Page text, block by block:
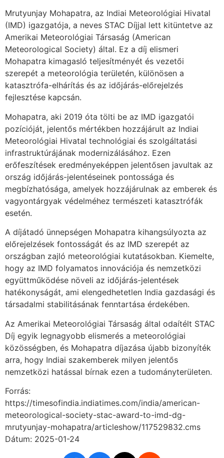
Mrutyunjay Mohapatra, az Indiai Meteorológiai Hivatal
(IMD) igazgatója, a neves STAC Díjjal lett kitüntetve az
Amerikai Meteorológiai Társaság (American
Meteorological Society) által. Ez a díj elismeri
Mohapatra kimagasló teljesítményét és vezetői
szerepét a meteorológia területén, különösen a
katasztrófa-elhárítás és az időjárás-előrejelzés
fejlesztése kapcsán.
Mohapatra, aki 2019 óta tölti be az IMD igazgatói
pozícióját, jelentős mértékben hozzájárult az Indiai
Meteorológiai Hivatal technológiai és szolgáltatási
infrastruktúrájának modernizálásához. Ezen
erőfeszítések eredményeképpen jelentősen javultak az
ország időjárás-jelentéseinek pontossága és
megbízhatósága, amelyek hozzájárulnak az emberek és
vagyontárgyak védelméhez természeti katasztrófák
esetén.
A díjátadó ünnepségen Mohapatra kihangsúlyozta az
előrejelzések fontosságát és az IMD szerepét az
országban zajló meteorológiai kutatásokban. Kiemelte,
hogy az IMD folyamatos innovációja és nemzetközi
együttműködése növeli az időjárás-jelentések
hatékonyságát, ami elengedhetetlen India gazdasági és
társadalmi stabilitásának fenntartása érdekében.
Az Amerikai Meteorológiai Társaság által odaítélt STAC
Díj egyik legnagyobb elismerés a meteorológiai
közösségben, és Mohapatra díjazása újabb bizonyíték
arra, hogy Indiai szakemberek milyen jelentős
nemzetközi hatással bírnak ezen a tudományterületen.
Forrás:
https://timesofindia.indiatimes.com/india/american-
meteorological-society-stac-award-to-imd-dg-
mrutyunjay-mohapatra/articleshow/117529832.cms
Dátum: 2025-01-24